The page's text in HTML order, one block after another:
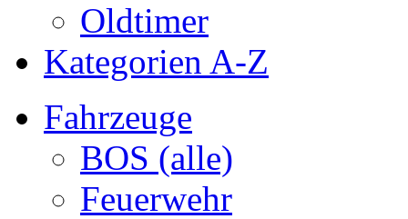
Oldtimer
Kategorien A-Z
Fahrzeuge
BOS (alle)
Feuerwehr